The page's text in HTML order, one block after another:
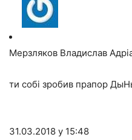
Мерзляков Владислав
ти собі зробив прапор
31.03.2018 у 15:48